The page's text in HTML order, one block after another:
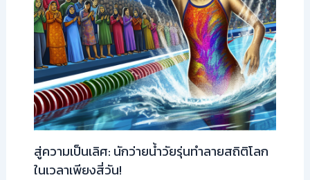
สู่ความเป็นเลิศ: นักว่ายน้ำวัยรุ่นทำลายสถิติโลก
ในเวลาเพียงสี่วัน!